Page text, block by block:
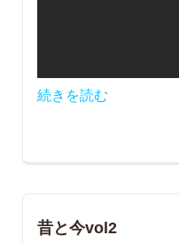
続きを読む
昔と今vol2